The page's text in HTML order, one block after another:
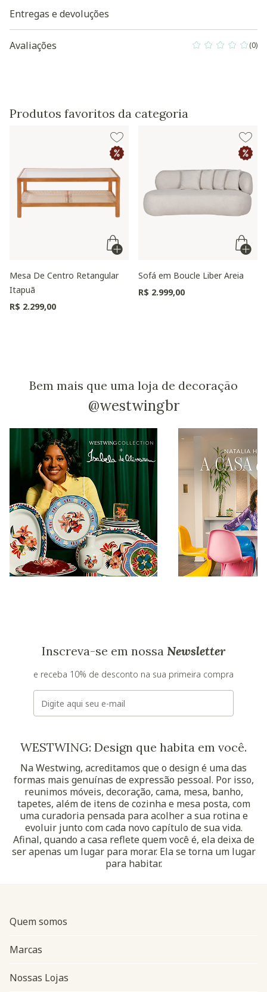
Baixe aqui a Modelagem 3D do produto
Entregas e devoluções
Avaliações 0 out of 5 (0)
Produtos favoritos da categoria
Mesa De Centro Retangular
Itapuã
R$ 2.299,00
Sofá em Boucle Liber Areia
R$ 2.999,00
Bem mais que uma loja de decoração
@westwingbr
Inscreva-se em nossa Newsletter
e receba 10% de desconto na sua primeira compra
E-mail
WESTWING: Design que habita em você.
Na Westwing, acreditamos que o design é uma das
formas mais genuínas de expressão pessoal. Por isso,
reunimos móveis, decoração, cama, mesa, banho,
tapetes, além de itens de cozinha e mesa posta, com
uma curadoria pensada para acolher a sua rotina e
evoluir junto com cada novo capítulo de sua vida.
Afinal, quando a casa reflete quem você é, ela deixa de
ser apenas um lugar para morar. Ela se torna um lugar
para habitar.
Quem somos
Marcas
Nossas Lojas